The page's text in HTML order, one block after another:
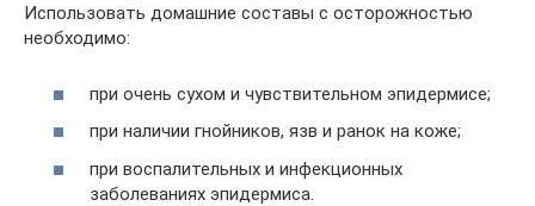
Использовать домашние составы с осторожностью
необходимо:
при очень сухом и чувствительном эпидермисе;
при наличии гнойников, язв и ранок на коже;
при воспалительных и инфекционных
заболеваниях эпидермиса.